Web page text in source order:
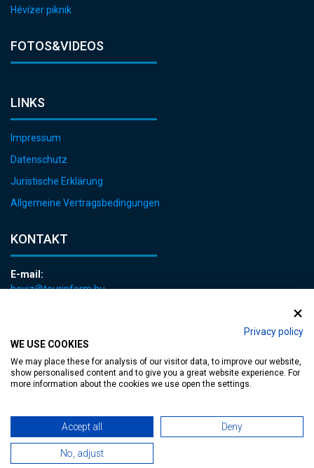
Privacy policy
WE USE COOKIES
We may place these for analysis of our visitor data, to improve our website,
show personalised content and to give you a great website experience. For
more information about the cookies we use open the settings.
Accept all Deny
No, adjust
Hévízer piknik
FOTOS&VIDEOS
LINKS
Impressum
Datenschutz
Juristische Erklärung
Allgemeine Vertragsbedingungen
KONTAKT
E-mail:
heviz@tourinform.hu
zugängliche Webseite| Copyright © 2024 Hévíz Város Önkormányzata,
Designed byMediaGum|